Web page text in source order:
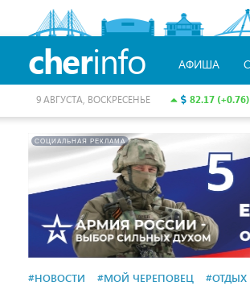
cherinfo АФИША
82.17 (+0.76)
9 АВГУСТА, ВОСКРЕСЕНЬЕ
СОЦИАЛЬНАЯ РЕКЛАМА
#НОВОСТИ #МОЙ ЧЕРЕПОВЕЦ #ОТДЫХ